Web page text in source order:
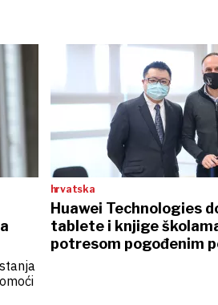
hrvatska
Huawei Technologies
tablete i knjige
potresom pogođenim